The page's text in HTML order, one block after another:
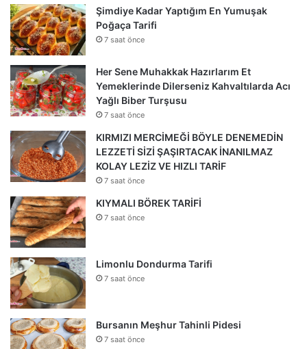
Şimdiye Kadar Yaptığım En Yumuşak
Poğaça Tarifi
7 saat önce
Her Sene Muhakkak Hazırlarım Et
Yemeklerinde Dilerseniz Kahvaltılarda Acı
Yağlı Biber Turşusu
7 saat önce
KIRMIZI MERCİMEĞİ BÖYLE DENEMEDİN
LEZZETİ SİZİ ŞAŞIRTACAK İNANILMAZ
KOLAY LEZİZ VE HIZLI TARİF
7 saat önce
KIYMALI BÖREK TARİFİ
7 saat önce
Limonlu Dondurma Tarifi
7 saat önce
Bursanın Meşhur Tahinli Pidesi
7 saat önce